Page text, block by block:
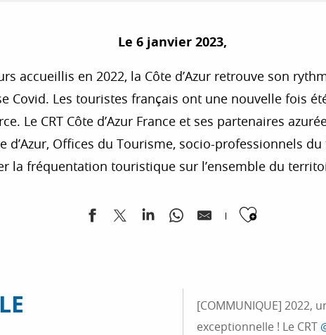
Le 6 janvier 2023,
accueillis en 2022, la Côte d’Azur retrouve son
Covid. Les touristes français ont une nouvelle fois
Le CRT Côte d’Azur France et ses partenaires
d’Azur, Offices du Tourisme, socio-professionnels
la fréquentation touristique sur l’ensemble du
Ajouter
[COMMUNIQUE] 2022,
exceptionnelle ! Le CRT